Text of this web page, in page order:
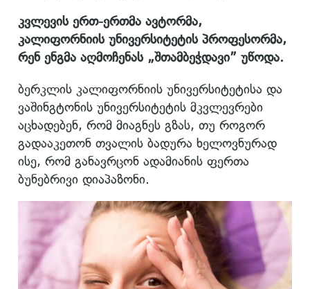
კვლევის ერთ-ერთმა ავტორმა,
კალიფორნიის უნივერსიტეტის პროფესორმა,
რენ ენგმა აღმოჩენას „შთამბეჭდავი” უწოდა.
ბერკლის კალიფორნიის უნივერსიტეტისა და
ვაშინგტონის უნივერსიტეტის მკვლევრები
აცხადებენ, რომ მიაგნეს გზას, თუ როგორ
გადააკეთონ თვალის ბადურა ხელოვნურად
ისე, რომ განავრცონ ადამიანის ფერთა
ბუნებრივი დიაპაზონი.